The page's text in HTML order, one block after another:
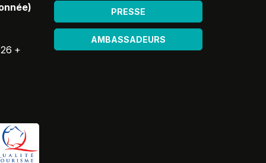
+
PRESSE
AMBASSADEURS